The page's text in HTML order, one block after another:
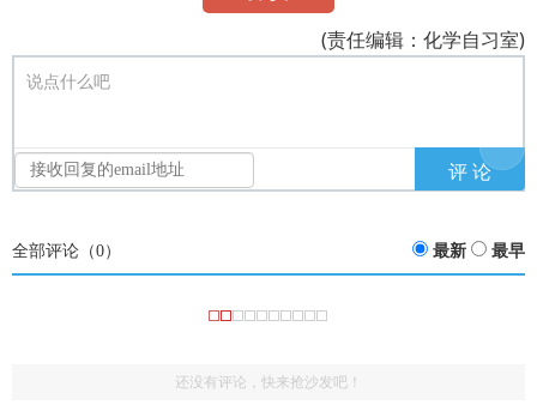
(责任编辑：化学自习室)
说点什么吧
全部评论（0） 最新 最早
还没有评论，快来抢沙发吧！